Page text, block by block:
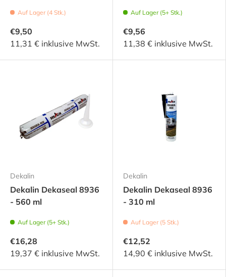
Auf Lager (4 Stk.)
€9,50
11,31 € inklusive MwSt.
Auf Lager (5+ Stk.)
€9,56
11,38 € inklusive MwSt.
Dekalin
Dekalin Dekaseal 8936
- 560 ml
Auf Lager (5+ Stk.)
€16,28
19,37 € inklusive MwSt.
Dekalin
Dekalin Dekaseal 8936
- 310 ml
Auf Lager (5 Stk.)
€12,52
14,90 € inklusive MwSt.